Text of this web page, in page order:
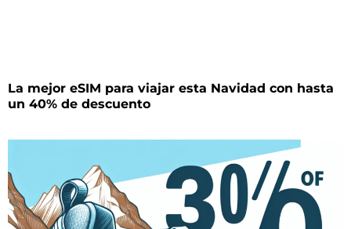
La mejor eSIM para viajar esta Navidad con hasta
un 40% de descuento